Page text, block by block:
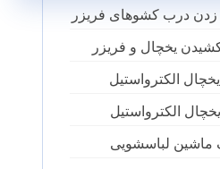
زدن درب کشوهای فریزر
یخچال و فریزر
الکترواستیل
الکترواستیل
ماشین لباسشویی